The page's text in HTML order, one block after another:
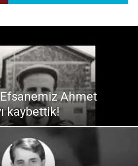
Efsanemiz Ahmet
kaybettik!